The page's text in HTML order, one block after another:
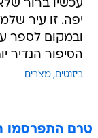
עכשיו ברור
יפה. זו עיר
ובמקום לספר
הסיפור הנדיר
ביזנטים מצרים
טרם התפרסמו